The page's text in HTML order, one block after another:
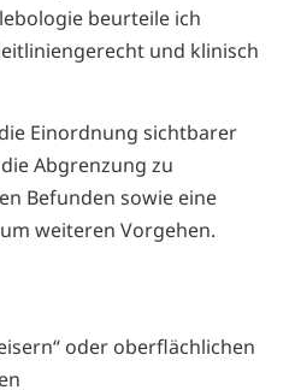
beurteile ich
und klinisch
Einordnung sichtbarer
Abgrenzung zu
Befunden sowie eine
weiteren Vorgehen.
oder oberflächlichen